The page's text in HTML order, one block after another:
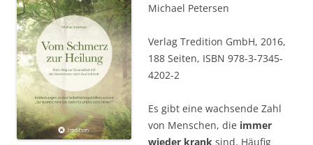
Michael Petersen
Verlag Tredition GmbH, 2016,
188 Seiten, ISBN 978-3-7345-
4202-2
Es gibt eine wachsende Zahl
von Menschen, die immer
wieder krank sind. Häufig